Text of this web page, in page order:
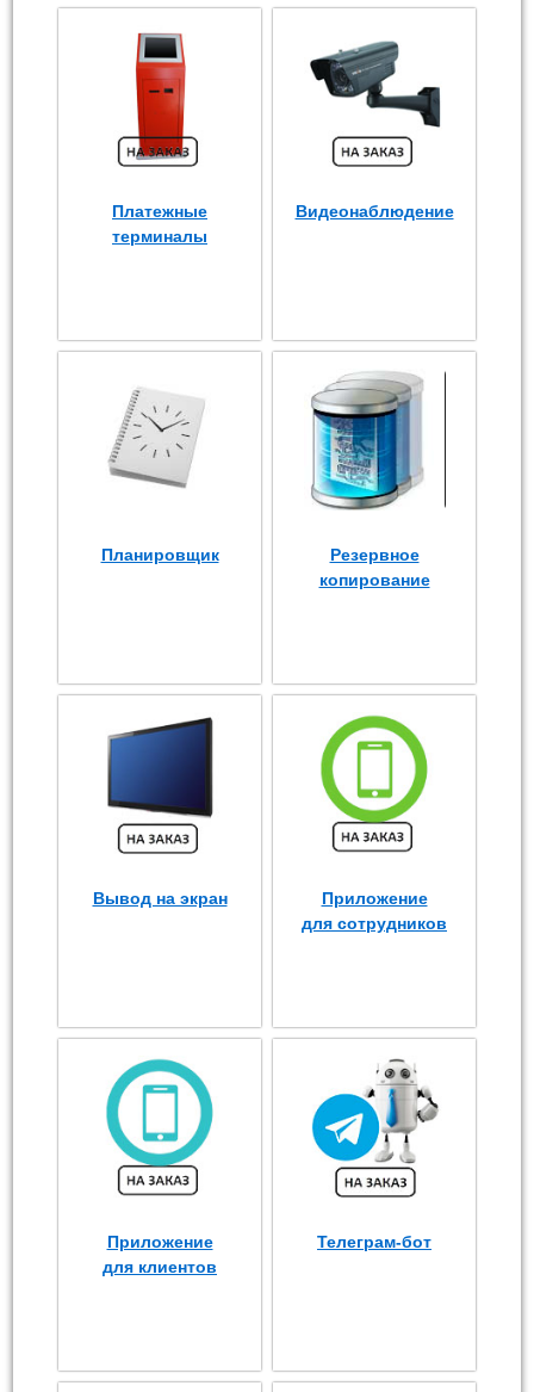
Платежные
терминалы
Видеонаблюдение
Планировщик
Резервное
копирование
Вывод на экран
Приложение
для сотрудников
Приложение
для клиентов
Телеграм-бот